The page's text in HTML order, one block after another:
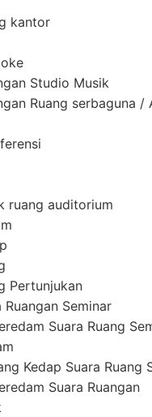
kantor
Studio Musik
Ruang serbaguna /
ruang auditorium
Pertunjukan
Seminar
Suara Ruang
Kedap Suara Ruang
Suara Ruangan